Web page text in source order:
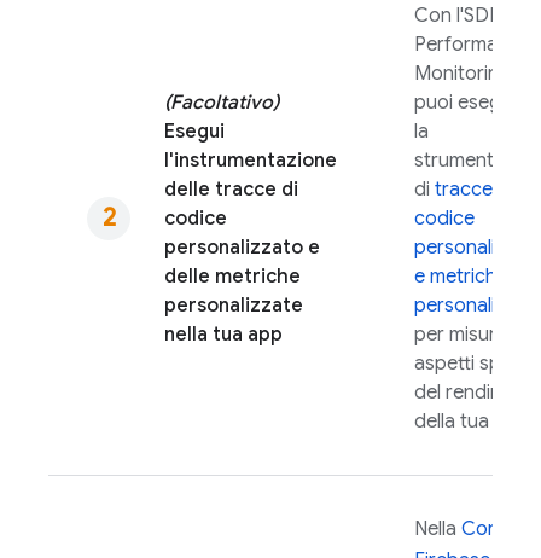
(Facoltativo)
Esegui
l'instrumentazione
delle tracce di
codice
personalizzato e
delle metriche
personalizzate
nella tua app
Con l'SDK
Performance
Monitoring
puoi eseguire
la
di tracce di
codice
e metriche
per misurare
aspetti
del
della tua app.
Nella Console